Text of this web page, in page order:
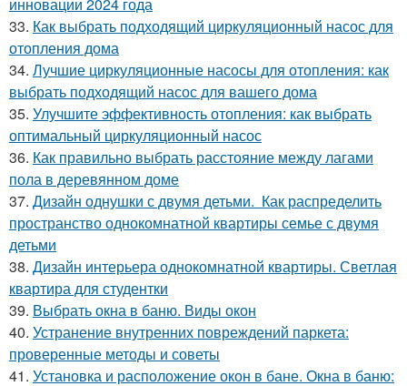
33. Как выбрать подходящий циркуляционный насос для
отопления дома
34. Лучшие циркуляционные насосы для отопления: как
выбрать подходящий насос для вашего дома
35. Улучшите эффективность отопления: как выбрать
оптимальный циркуляционный насос
36. Как правильно выбрать расстояние между лагами
пола в деревянном доме
37. Дизайн однушки с двумя детьми. Как распределить
пространство однокомнатной квартиры семье с двумя
детьми
38. Дизайн интерьера однокомнатной квартиры. Светлая
квартира для студентки
39. Выбрать окна в баню. Виды окон
40. Устранение внутренних повреждений паркета:
проверенные методы и советы
41. Установка и расположение окон в бане. Окна в баню: